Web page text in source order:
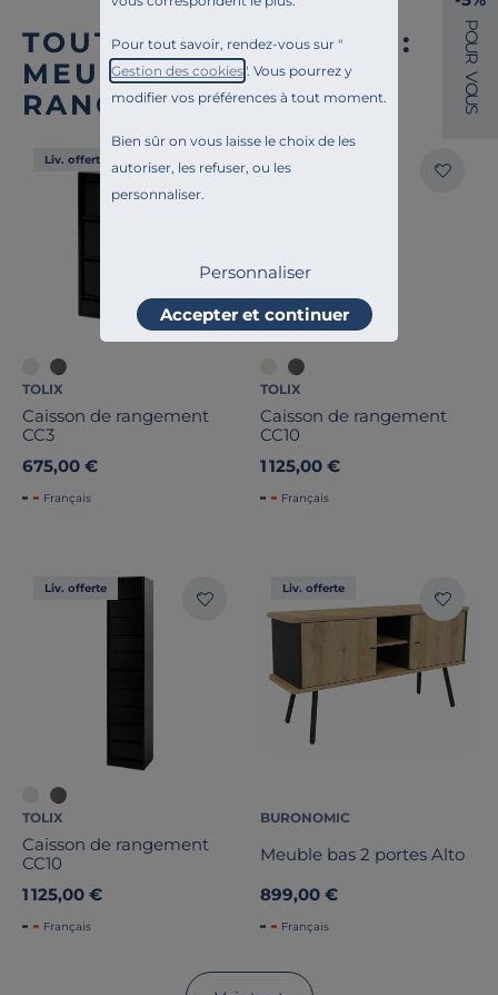
Pour tout savoir, rendez-vous sur "
Gestion des cookies". Vous pourrez y
modifier vos préférences à tout moment.
Bien sûr on vous laisse le choix de les
autoriser, les refuser, ou les
personnaliser.
Personnaliser
Accepter et continuer
TOUTE NOTRE OFFRE :
MEUBLES DE
RANGEMENT BUREAU
Liv. offerte
TOLIX
Caisson de rangement
CC3
675,00 €
Français
TOLIX
Caisson de rangement
CC10
1 125,00 €
Français
Liv. offerte
TOLIX
Caisson de rangement
CC10
1 125,00 €
Français
Liv. offerte
BURONOMIC
Meuble bas 2 portes Alto
899,00 €
Français
P
O
U
R
V
O
U
S